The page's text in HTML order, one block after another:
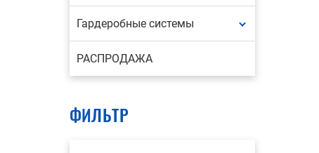
Гардеробные системы
РАСПРОДАЖА
ФИЛЬТР